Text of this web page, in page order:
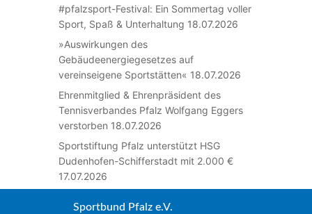
#pfalzsport-Festival: Ein Sommertag voller
Sport, Spaß & Unterhaltung 18.07.2026
»Auswirkungen des
Gebäudeenergiegesetzes auf
vereinseigene Sportstätten« 18.07.2026
Ehrenmitglied & Ehrenpräsident des
Tennisverbandes Pfalz Wolfgang Eggers
verstorben 18.07.2026
Sportstiftung Pfalz unterstützt HSG
Dudenhofen-Schifferstadt mit 2.000 €
17.07.2026
Sportbund Pfalz e.V.